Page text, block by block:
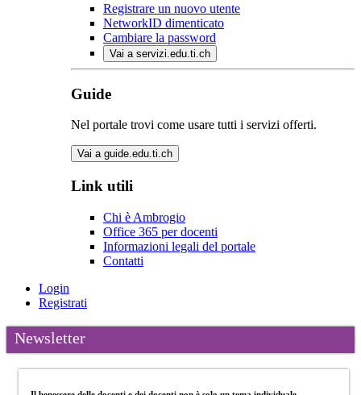
Registrare un nuovo utente
NetworkID dimenticato
Cambiare la password
Vai a servizi.edu.ti.ch
Guide
Nel portale trovi come usare tutti i servizi offerti.
Vai a guide.edu.ti.ch
Link utili
Chi è Ambrogio
Office 365 per docenti
Informazioni legali del portale
Contatti
Login
Registrati
Newsletter